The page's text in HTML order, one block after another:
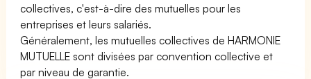
collectives, c'est-à-dire des mutuelles pour les
entreprises et leurs salariés.
Généralement, les mutuelles collectives de HARMONIE
MUTUELLE sont divisées par convention collective et
par niveau de garantie.